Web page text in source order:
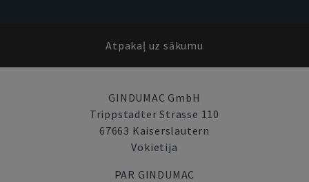
Atpakaļ uz sākumu
GINDUMAC GmbH
Trippstadter Strasse 110
67663 Kaiserslautern
Vokietija
PAR GINDUMAC